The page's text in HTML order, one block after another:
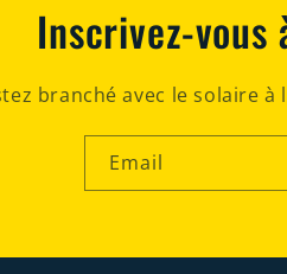
Inscrivez-
branché avec le solaire
Email